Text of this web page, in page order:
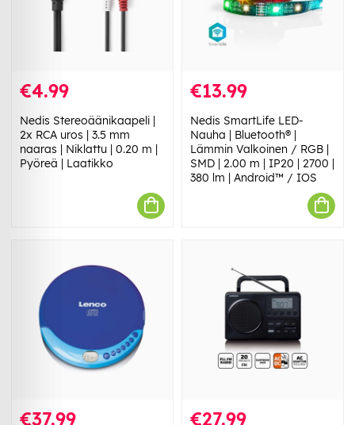
€4.99
Nedis Stereoäänikaapeli |
2x RCA uros | 3.5 mm
naaras | Niklattu | 0.20 m |
Pyöreä | Laatikko
€13.99
Nedis SmartLife LED-
Nauha | Bluetooth® |
Lämmin Valkoinen / RGB |
SMD | 2.00 m | IP20 | 2700 |
380 lm | Android™ / IOS
€37.99 €27.99